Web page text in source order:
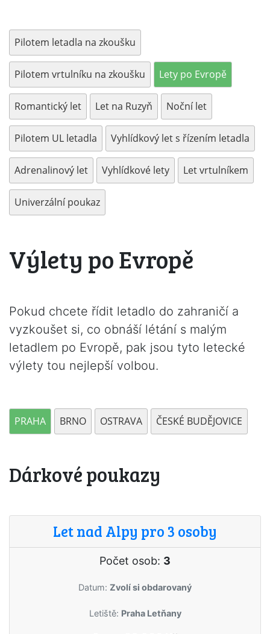
Pilotem letadla na zkoušku
Pilotem vrtulníku na zkoušku Lety po Evropě
Romantický let Let na Ruzyň Noční let
Pilotem UL letadla Vyhlídkový let s řízením letadla
Adrenalinový let Vyhlídkové lety Let vrtulníkem
Univerzální poukaz
Výlety po Evropě
Pokud chcete řídit letadlo do zahraničí a
vyzkoušet si, co obnáší létání s malým
letadlem po Evropě, pak jsou tyto letecké
výlety tou nejlepší volbou.
PRAHA BRNO OSTRAVA ČESKÉ BUDĚJOVICE
Dárkové poukazy
Let nad Alpy pro 3 osoby
Počet osob: 3
Datum: Zvolí si obdarovaný
Letiště: Praha Letňany